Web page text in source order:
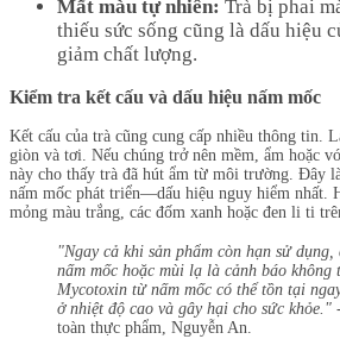
Mất màu tự nhiên: Trà bị phai
thiếu sức sống cũng là dấu hiệu
giảm chất lượng.
Kiểm tra kết cấu và dấu hiệu nấm mốc
Kết cấu của trà cũng cung cấp nhiều thông tin.
giòn và tơi. Nếu chúng trở nên mềm, ẩm hoặc
này cho thấy trà đã hút ẩm từ môi trường. Đây
nấm mốc phát triển—dấu hiệu nguy hiểm nhất.
mỏng màu trắng, các đốm xanh hoặc đen li ti
"Ngay cả khi sản phẩm còn hạn sử
nấm mốc hoặc mùi lạ là cảnh báo không
Mycotoxin từ nấm mốc có thể tồn tại
ở nhiệt độ cao và gây hại cho sức khỏe."
toàn thực phẩm, Nguyễn An.